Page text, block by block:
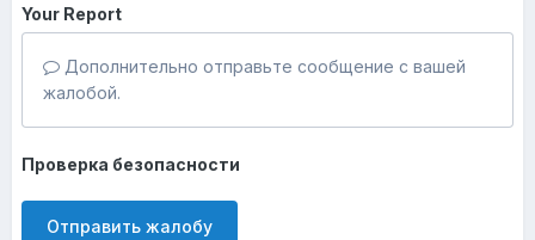
Your Report
Дополнительно отправьте сообщение с вашей
жалобой.
Проверка безопасности
Отправить жалобу